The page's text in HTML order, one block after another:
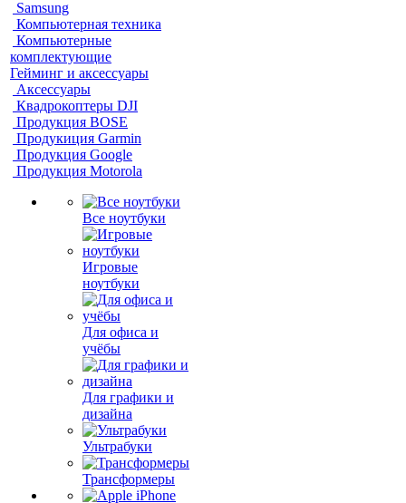
Samsung
Компьютерная техника
Компьютерные
комплектующие
Гейминг и аксессуары
Аксессуары
Квадрокоптеры DJI
Продукция BOSE
Продукиция Garmin
Продукция Google
Продукция Motorola
Все ноутбуки
Игровые
ноутбуки
Для офиса и
учёбы
Для графики и
дизайна
Ультрабуки
Трансформеры